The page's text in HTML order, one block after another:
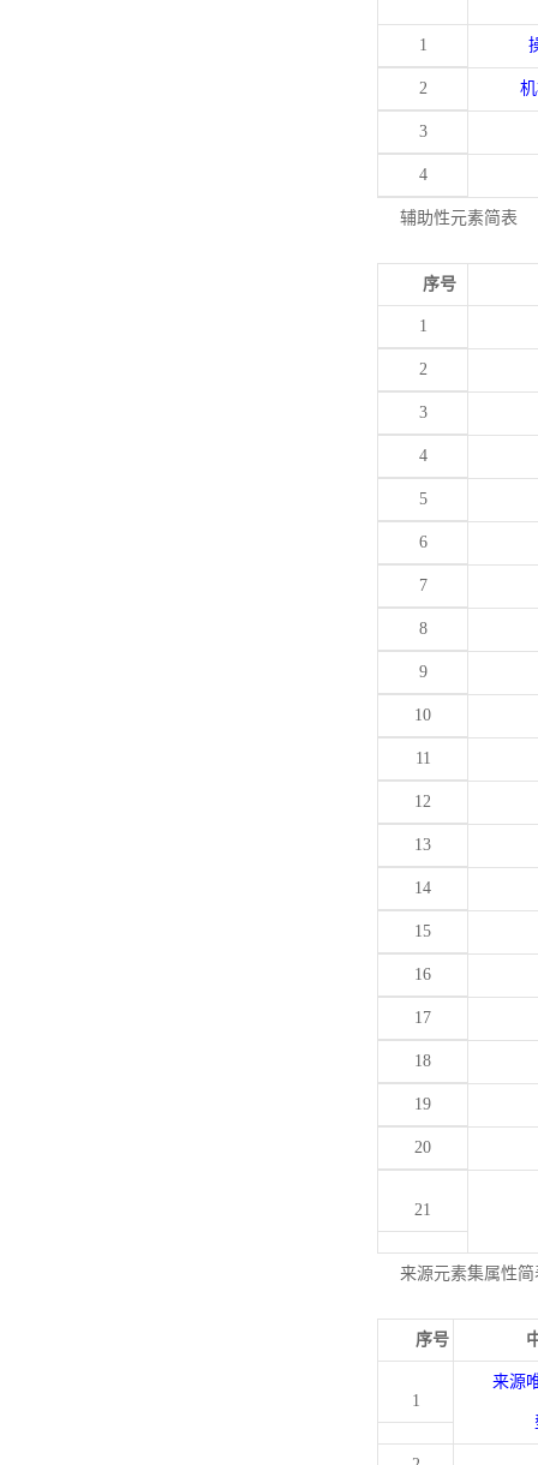
1
2
3
4
辅助性元素简表
序号
1
2
3
4
5
6
7
8
9
10
11
12
13
14
15
16
17
18
19
20
21
来源元素集属性简
序号
1
来源